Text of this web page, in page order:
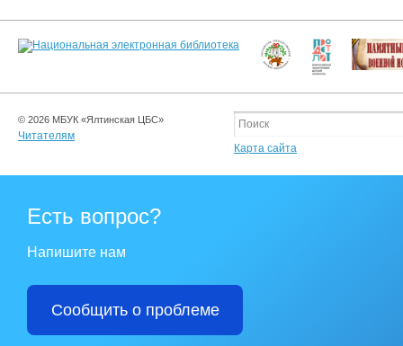
© 2026 МБУК «Ялтинская ЦБС»
Читателям
Карта сайта
Есть вопрос?
Напишите нам
Сообщить о проблеме